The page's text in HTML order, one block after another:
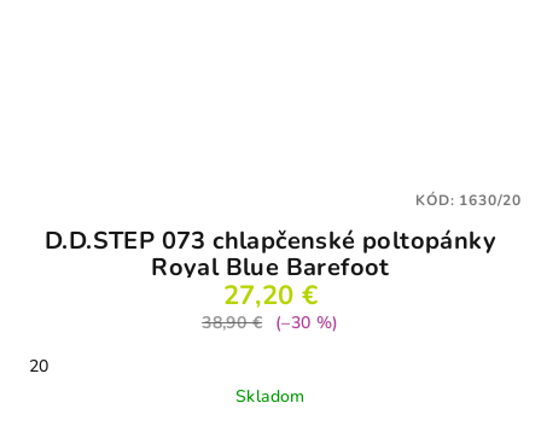
D.D.STEP 073 chlapčenské poltopánky
Royal Blue Barefoot
27,20 €
38,90 €
(–30 %)
20
Skladom
KÓD: 1630/20